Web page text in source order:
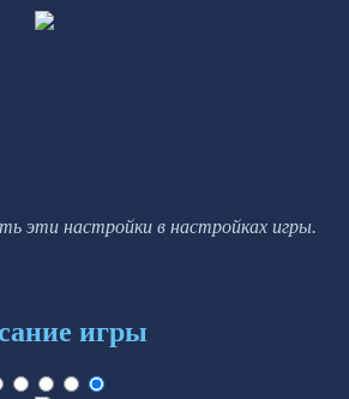
эти настройки в настройках игры.
игры